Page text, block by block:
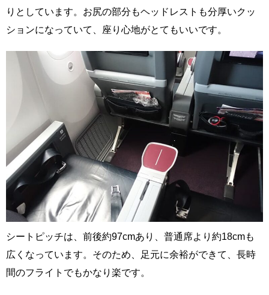
りとしています。お尻の部分もヘッドレストも分厚いクッ
ションになっていて、座り心地がとてもいいです。
シートピッチは、前後約97cmあり、普通席より約18cmも
広くなっています。そのため、足元に余裕ができて、長時
間のフライトでもかなり楽です。